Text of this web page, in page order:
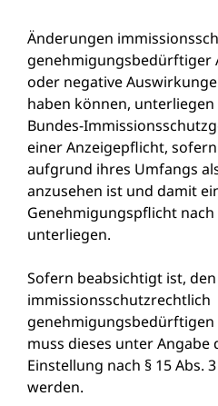
Änderungen
genehmigungsbedürftiger
oder negative
haben können, unterliegen
Bundes-
einer Anzeigepflicht,
aufgrund ihres Umfangs
anzusehen ist und damit
Genehmigungspflicht nach
unterliegen.
Sofern beabsichtigt ist, den
immissionsschutzrechtlich
genehmigungsbedürftigen
muss dieses unter Angabe
Einstellung nach § 15 Abs.
werden.